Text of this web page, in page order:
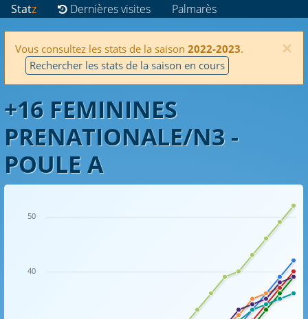
Statz Dernières visites Palmarès
×
Vous consultez les stats de la saison 2022-2023.
Rechercher les stats de la saison en cours
+16 FEMININES
PRENATIONALE/N3 -
POULE A
40
50